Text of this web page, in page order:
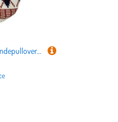
ＡＷＨＡＯ Gestrickter Hundepullover, Haustierpullover, Welpenpullover, Haustierstrickpullover für Kätzchen, White M